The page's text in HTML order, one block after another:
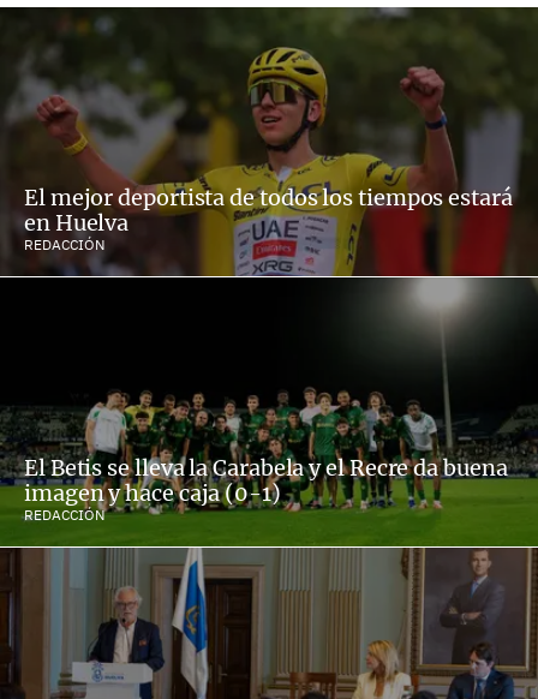
El mejor deportista de todos los tiempos estará
en Huelva
REDACCIÓN
El Betis se lleva la Carabela y el Recre da buena
imagen y hace caja (0-1)
REDACCIÓN